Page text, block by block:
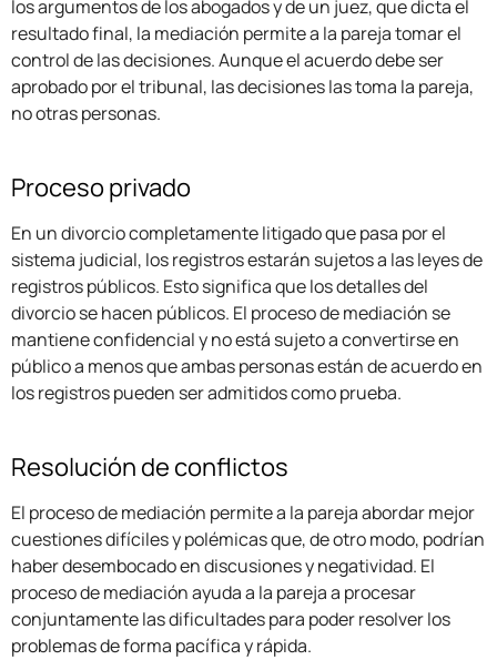
los argumentos de los abogados y de un juez, que dicta el
resultado final, la mediación permite a la pareja tomar el
control de las decisiones. Aunque el acuerdo debe ser
aprobado por el tribunal, las decisiones las toma la pareja,
no otras personas.
Proceso privado
En un divorcio completamente litigado que pasa por el
sistema judicial, los registros estarán sujetos a las leyes de
registros públicos. Esto significa que los detalles del
divorcio se hacen públicos. El proceso de mediación se
mantiene confidencial y no está sujeto a convertirse en
público a menos que ambas personas están de acuerdo en
los registros pueden ser admitidos como prueba.
Resolución de conflictos
El proceso de mediación permite a la pareja abordar mejor
cuestiones difíciles y polémicas que, de otro modo, podrían
haber desembocado en discusiones y negatividad. El
proceso de mediación ayuda a la pareja a procesar
conjuntamente las dificultades para poder resolver los
problemas de forma pacífica y rápida.